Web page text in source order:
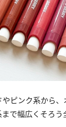
ピンク系から
で幅広くそろ